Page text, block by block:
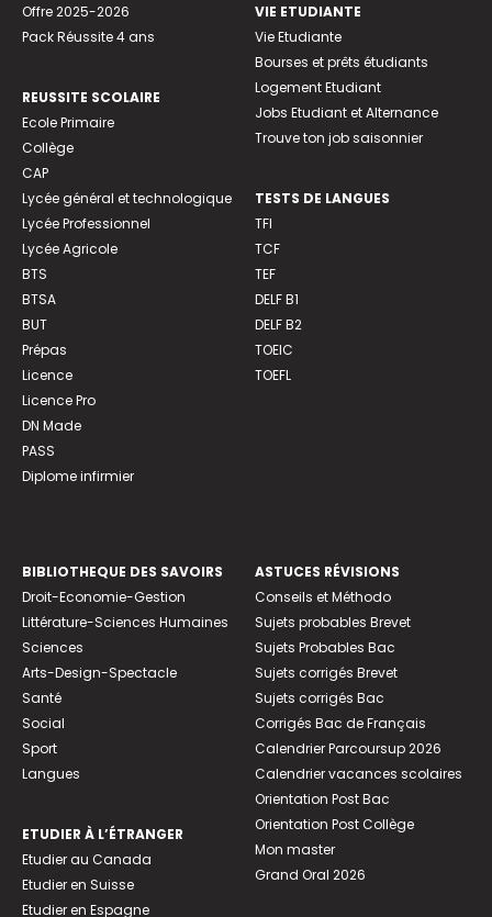
Offre 2025-2026
Pack Réussite 4 ans
REUSSITE SCOLAIRE
Ecole Primaire
Collège
CAP
Lycée général et technologique
Lycée Professionnel
Lycée Agricole
BTS
BTSA
BUT
Prépas
Licence
Licence Pro
DN Made
PASS
Diplome infirmier
VIE ETUDIANTE
Vie Etudiante
Bourses et prêts étudiants
Logement Etudiant
Jobs Etudiant et Alternance
Trouve ton job saisonnier
TESTS DE LANGUES
TFI
TCF
TEF
DELF B1
DELF B2
TOEIC
TOEFL
BIBLIOTHEQUE DES SAVOIRS
Droit-Economie-Gestion
Littérature-Sciences Humaines
Sciences
Arts-Design-Spectacle
Santé
Social
Sport
Langues
ETUDIER À L’ÉTRANGER
Etudier au Canada
Etudier en Suisse
Etudier en Espagne
ASTUCES RÉVISIONS
Conseils et Méthodo
Sujets probables Brevet
Sujets Probables Bac
Sujets corrigés Brevet
Sujets corrigés Bac
Corrigés Bac de Français
Calendrier Parcoursup 2026
Calendrier vacances scolaires
Orientation Post Bac
Orientation Post Collège
Mon master
Grand Oral 2026